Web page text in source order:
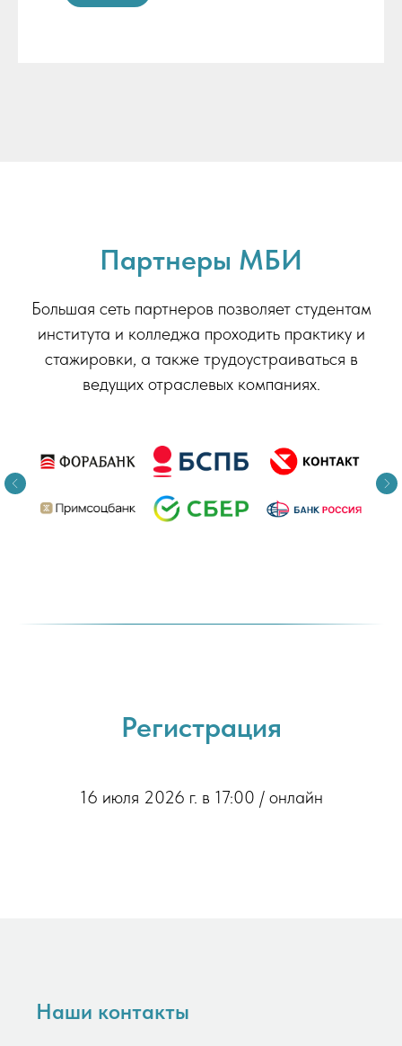
Партнеры МБИ
Большая сеть партнеров позволяет студентам
института и колледжа проходить практику и
стажировки, а также трудоустраиваться в
ведущих отраслевых компаниях.
Регистрация
16 июля 2026 г. в 17:00 / онлайн
Наши контакты